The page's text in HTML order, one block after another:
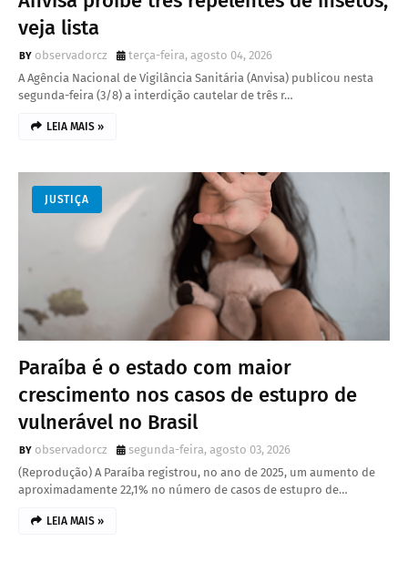
veja lista
observadorcz
terça-feira, agosto 04, 2026
A Agência Nacional de Vigilância Sanitária (Anvisa) publicou nesta
segunda-feira (3/8) a interdição cautelar de três r…
LEIA MAIS »
JUSTIÇA
Paraíba é o estado com maior
crescimento nos casos de estupro de
vulnerável no Brasil
observadorcz
segunda-feira, agosto 03, 2026
(Reprodução) A Paraíba registrou, no ano de 2025, um aumento de
aproximadamente 22,1% no número de casos de estupro de…
LEIA MAIS »